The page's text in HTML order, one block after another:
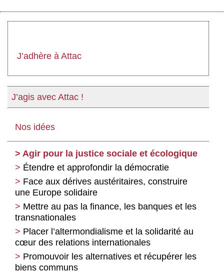
J’adhère à Attac
J’agis avec Attac !
Nos idées
Agir pour la justice sociale et écologique
Étendre et approfondir la démocratie
Face aux dérives austéritaires, construire
une Europe solidaire
Mettre au pas la finance, les banques et les
transnationales
Placer l’altermondialisme et la solidarité au
cœur des relations internationales
Promouvoir les alternatives et récupérer les
biens communs